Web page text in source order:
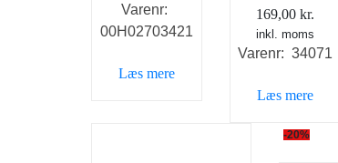
Varenr:
00H02703421
Læs mere
169,00 kr.
inkl. moms
Varenr: 34071
Læs mere
-20%